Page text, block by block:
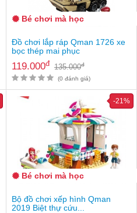
Đồ chơi lắp ráp Qman 1726 xe
bọc thép mai phục
119.000đ 135.000đ
(0 đánh giá)
Bé chơi mà học
Bộ đồ chơi xếp hình Qman
2019 Biệt thự cứu...
-21%
Bé chơi mà học